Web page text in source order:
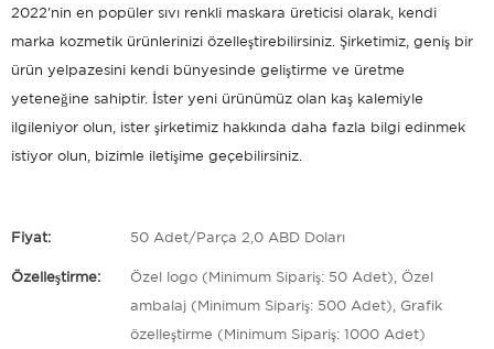
2022'nin en popüler sıvı renkli maskara üreticisi olarak, kendi
marka kozmetik ürünlerinizi özelleştirebilirsiniz. Şirketimiz, geniş bir
ürün yelpazesini kendi bünyesinde geliştirme ve üretme
yeteneğine sahiptir. İster yeni ürünümüz olan kaş kalemiyle
ilgileniyor olun, ister şirketimiz hakkında daha fazla bilgi edinmek
istiyor olun, bizimle iletişime geçebilirsiniz.
Fiyat: 50 Adet/Parça 2,0 ABD Doları
Özelleştirme: Özel logo (Minimum Sipariş: 50 Adet), Özel
ambalaj (Minimum Sipariş: 500 Adet), Grafik
özelleştirme (Minimum Sipariş: 1000 Adet)